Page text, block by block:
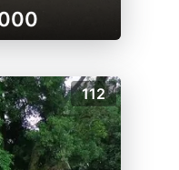
112